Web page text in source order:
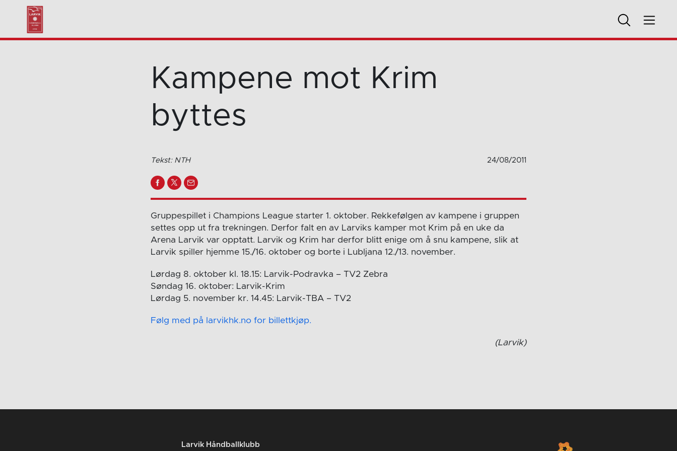
Kampene mot Krim
byttes
Tekst: NTH 24/08/2011
Gruppespillet i Champions League starter 1. oktober. Rekkefølgen av kampene i gruppen
settes opp ut fra trekningen. Derfor falt en av Larviks kamper mot Krim på en uke da
Arena Larvik var opptatt. Larvik og Krim har derfor blitt enige om å snu kampene, slik at
Larvik spiller hjemme 15./16. oktober og borte i Lubljana 12./13. november.
Lørdag 8. oktober kl. 18.15: Larvik-Podravka – TV2 Zebra
Søndag 16. oktober: Larvik-Krim
Lørdag 5. november kr. 14.45: Larvik-TBA – TV2
Følg med på larvikhk.no for billettkjøp.
(Larvik)
Larvik Håndballklubb